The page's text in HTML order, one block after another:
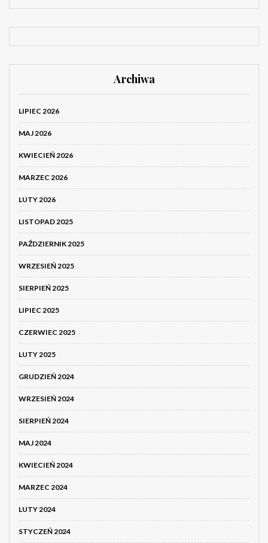
Archiwa
LIPIEC 2026
MAJ 2026
KWIECIEŃ 2026
MARZEC 2026
LUTY 2026
LISTOPAD 2025
PAŹDZIERNIK 2025
WRZESIEŃ 2025
SIERPIEŃ 2025
LIPIEC 2025
CZERWIEC 2025
LUTY 2025
GRUDZIEŃ 2024
WRZESIEŃ 2024
SIERPIEŃ 2024
MAJ 2024
KWIECIEŃ 2024
MARZEC 2024
LUTY 2024
STYCZEŃ 2024